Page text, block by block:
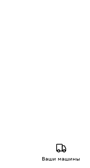
Ваши машины